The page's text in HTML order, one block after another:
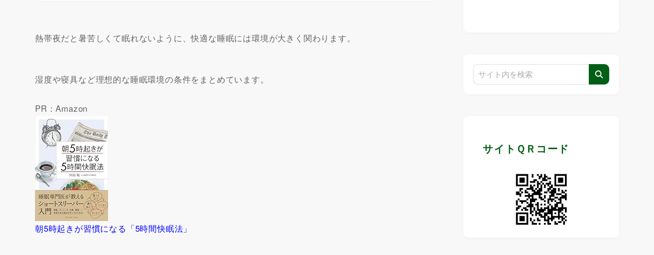
熱帯夜だと暑苦しくて眠れないように、快適な睡眠には環境が大きく関わります。
湿度や寝具など理想的な睡眠環境の条件をまとめています。
PR：Amazon
朝5時起きが習慣になる「5時間快眠法」
サイトＱＲコード